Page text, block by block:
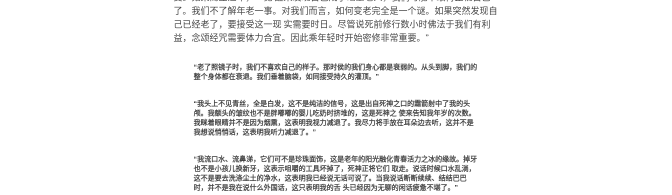
了。我们不了解年老一事。对我们而言，如何变老完全是一个谜。如果突然发现自
己已经老了，要接受这一现 实需要时日。尽管说死前修行数小时佛法于我们有利
益，念颂经咒需要体力合宜。因此乘年轻时开始密修非常重要。”
“老了照镜子时，我们不喜欢自己的样子。那时侯的我们身心都是衰弱的。从头到脚，我们的
整个身体都在衰退。我们垂着脑袋，如同接受持久的灌顶。”
“我头上不见青丝，全是白发，这不是纯洁的信号，这是出自死神之口的霜箭射中了我的头
颅。我额头的皱纹也不是胖嘟嘟的婴儿吃奶时挤堆的，这是死神之 使来告知我年岁的次数。
我眯着眼睛并不是因为烟熏，这表明我视力减退了。我尽力将手放在耳朵边去听，这并不是
我想说悄悄话，这表明我听力减退了。”
“我流口水、流鼻涕，它们可不是珍珠面饰，这是老年的阳光融化青春活力之冰的缘故。掉牙
也不是小孩儿换新牙，这表示咀嚼的工具坏掉了，死神正将它们 取走。说话时候口水乱淌，
这不是要去洗涤尘土的净水，这表明我已经说无话可说了。当我说话断断续续、结结巴巴
时，并不是我在说什么外国话，这只表明我的舌 头已经因为无聊的闲话疲惫不堪了。”